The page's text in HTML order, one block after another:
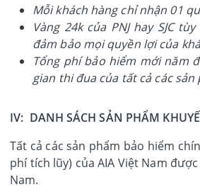
Mỗi khách hàng chỉ nhận 01
Vàng 24k của PNJ hay SJC
đảm bảo mọi quyền lợi của
Tổng phí bảo hiểm mới năm
gian thi đua của tất cả các
IV: DANH SÁCH SẢN PHẨM
Tất cả các sản phẩm bảo hiểm
phí tích lũy) của AIA Việt Nam
Nam.